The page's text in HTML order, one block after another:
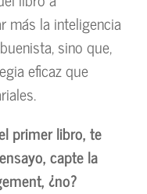
más la inteligencia
sino que,
eficaz que
primer libro, te
capte la
¿no?